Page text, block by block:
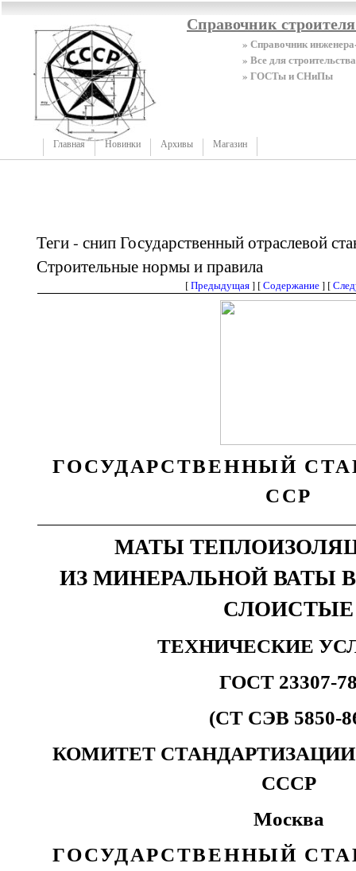
Справочник
» Справочник
» Все для строительства
» ГОСТы и СНиПы
Главная Новинки Архивы Магазин
Теги - снип Государственный отраслевой
Строительные нормы и правила
[Предыдущая] [Содержание] [
ГОСУДАРСТВЕННЫЙ
ССР
МАТЫ
ИЗ МИНЕРАЛЬНОЙ ВАТЫ
СЛОИСТЫЕ
ТЕХНИЧЕСКИЕ
ГОСТ 23307-
(СТ СЭВ 5850-
КОМИТЕТ
СССР
Москва
ГОСУДАРСТВЕННЫЙ